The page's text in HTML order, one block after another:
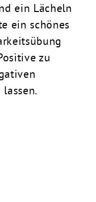
ein Lächeln
ein schönes
zu